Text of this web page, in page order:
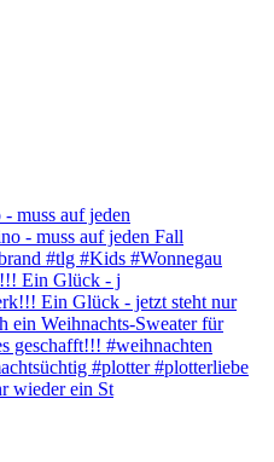
muss auf jeden
Ein Glück - j
wieder ein St